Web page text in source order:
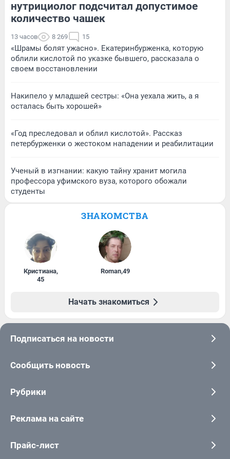
нутрициолог подсчитал допустимое
количество чашек
13 часов 8 269 15
«Шрамы болят ужасно». Екатеринбурженка, которую
облили кислотой по указке бывшего, рассказала о
своем восстановлении
Накипело у младшей сестры: «Она уехала жить, а я
осталась быть хорошей»
«Год преследовал и облил кислотой». Рассказ
петербурженки о жестоком нападении и реабилитации
Ученый в изгнании: какую тайну хранит могила
профессора уфимского вуза, которого обожали
студенты
ЗНАКОМСТВА
Кристиана,
45
Roman,49
Начать знакомиться
Подписаться на новости
Сообщить новость
Рубрики
Реклама на сайте
Прайс-лист